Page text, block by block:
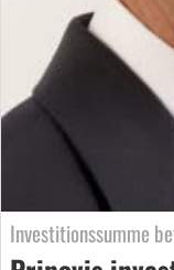
Investitionssumme